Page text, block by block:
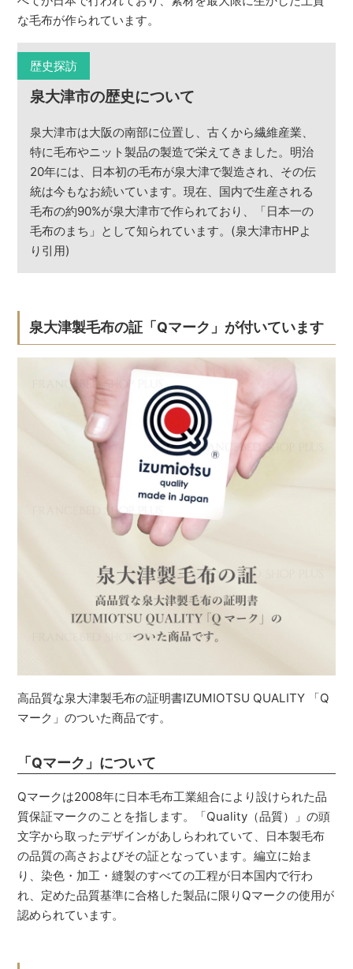
な毛布が作られています。
歴史探訪
泉大津市の歴史について
泉大津市は大阪の南部に位置し、古くから繊維産業、
特に毛布やニット製品の製造で栄えてきました。明治
20年には、日本初の毛布が泉大津で製造され、その伝
統は今もなお続いています。現在、国内で生産される
毛布の約90%が泉大津市で作られており、「日本一の
毛布のまち」として知られています。(泉大津市HPよ
り引用)
泉大津製毛布の証「Qマーク」が付いています
高品質な泉大津製毛布の証明書IZUMIOTSU QUALITY 「Q
マーク」のついた商品です。
「Qマーク」について
Qマークは2008年に日本毛布工業組合により設けられた品
質保証マークのことを指します。「Quality（品質）」の頭
文字から取ったデザインがあしらわれていて、日本製毛布
の品質の高さおよびその証となっています。編立に始ま
り、染色・加工・縫製のすべての工程が日本国内で行わ
れ、定めた品質基準に合格した製品に限りQマークの使用が
認められています。